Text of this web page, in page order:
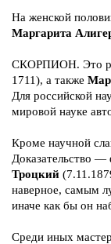
На женской
Маргарита
СКОРПИОН. Это
1711), а также
Для российской
мировой науке
Кроме научной
Доказательство —
Троцкий
наверное, самым
иначе как бы он
Среди иных